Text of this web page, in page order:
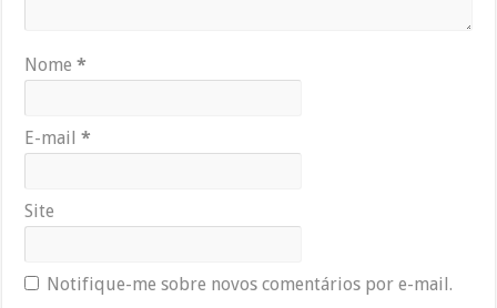
Nome*
E-mail*
Site
Notifique-me sobre novos comentários por e-mail.